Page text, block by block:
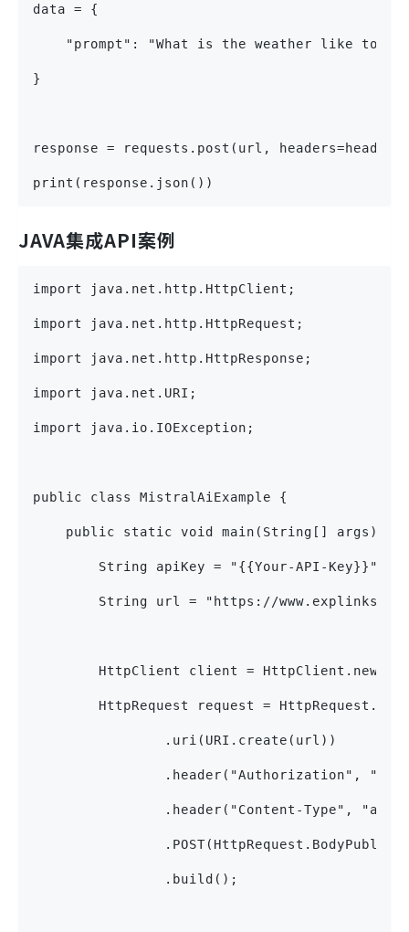
data = {
"prompt": "What is the weather like
}
response = requests.post(url,
print(response.json())
JAVA集成API案例
import java.net.http.HttpClient;
import java.net.http.HttpRequest;
import java.net.http.HttpResponse;
import java.net.URI;
import java.io.IOException;
public class MistralAiExample {
    public static void main(String[] args) {
String apiKey = "{{Your-API-Key}}"; //
String url = "https://
HttpClient client =
HttpRequest request =
                .uri(URI.create(url))
.header("Authorization",
.header("Content-Type",
                .build();